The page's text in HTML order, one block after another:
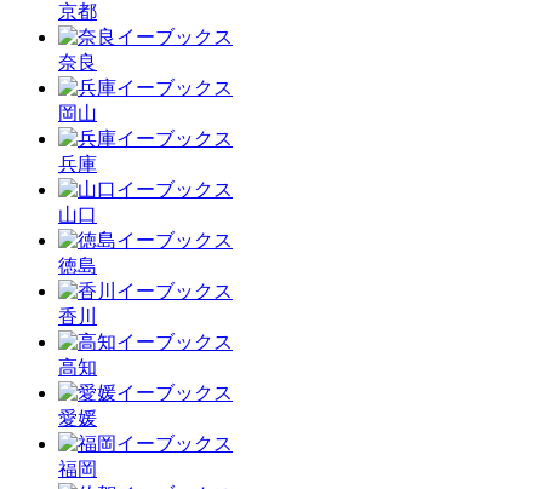
京都
奈良
岡山
兵庫
山口
徳島
香川
高知
愛媛
福岡